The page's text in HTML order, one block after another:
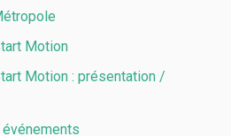
Motion
Motion : présentation /
événements